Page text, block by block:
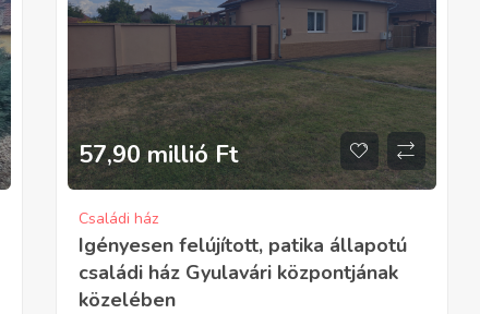
57,90 millió Ft
Családi ház
Igényesen felújított, patika állapotú
családi ház Gyulavári központjának
közelében